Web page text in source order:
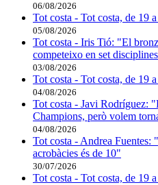
06/08/2026
Tot costa - Tot costa, de 19
05/08/2026
Tot costa - Iris Tió: "El
competeixo en set
03/08/2026
Tot costa - Tot costa, de 19
04/08/2026
Tot costa - Javi Rodríguez:
Champions, però volem
04/08/2026
Tot costa - Andrea Fuentes:
acrobàcies és de 10"
30/07/2026
Tot costa - Tot costa, de 19